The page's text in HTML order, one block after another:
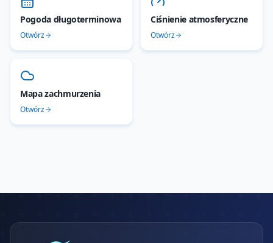
Pogoda długoterminowa
Otwórz
Ciśnienie atmosferyczne
Otwórz
Mapa zachmurzenia
Otwórz